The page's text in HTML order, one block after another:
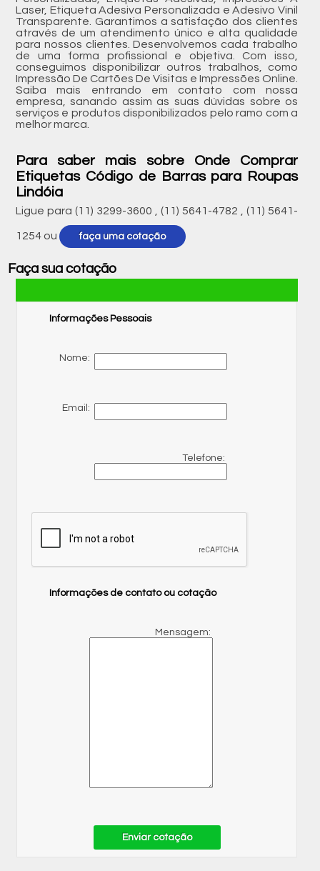
Laser, Etiqueta Adesiva Personalizada e Adesivo Vinil
Transparente. Garantimos a satisfação dos clientes
através de um atendimento único e alta qualidade
para nossos clientes. Desenvolvemos cada trabalho
de uma forma profissional e objetiva. Com isso,
conseguimos disponibilizar outros trabalhos, como
Impressão De Cartões De Visitas e Impressões Online.
Saiba mais entrando em contato com nossa
empresa, sanando assim as suas dúvidas sobre os
serviços e produtos disponibilizados pelo ramo com a
melhor marca.
Para saber mais sobre Onde Comprar
Etiquetas Código de Barras para Roupas
Lindóia
Ligue para (11) 3299-3600 ,(11) 5641-4782 ,(11) 5641-
1254 ou faça uma cotação
Faça sua cotação
Informações Pessoais
Nome:
Email:
Telefone:
Informações de contato ou cotação
Mensagem:
Enviar cotação